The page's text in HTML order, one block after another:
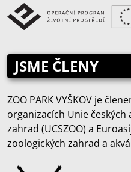
JSME ČLENY
ZOO PARK VYŠKOV je
organizacích Unie českých
zahrad (UCSZOO) a
zoologických zahrad a